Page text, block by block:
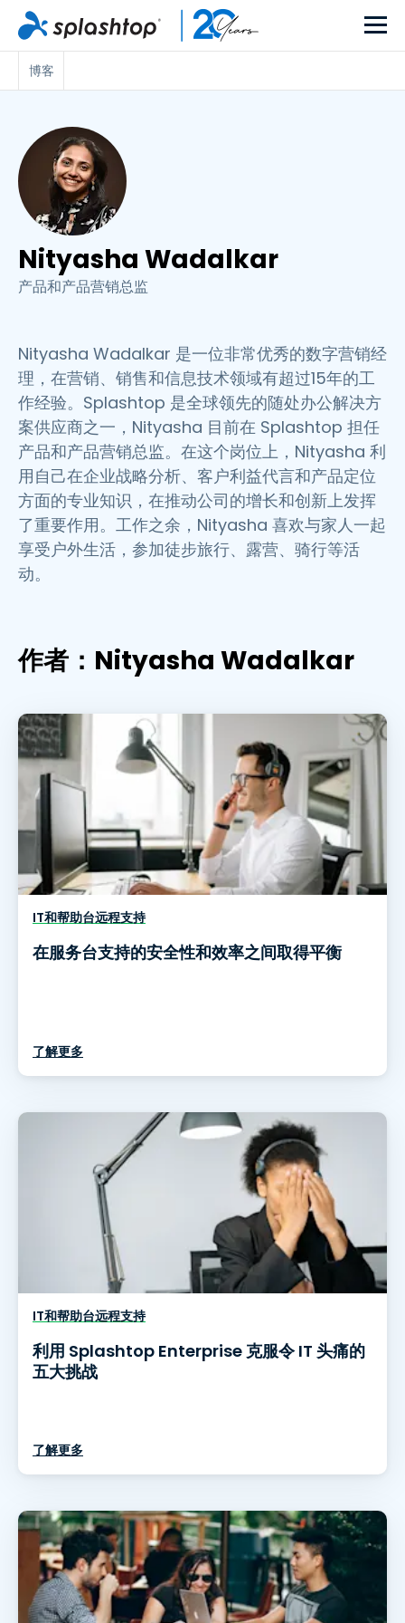
博客
Nityasha Wadalkar
产品和产品营销总监
Nityasha Wadalkar 是一位非常优秀的数字营销经
理，在营销、销售和信息技术领域有超过15年的工
作经验。Splashtop 是全球领先的随处办公解决方
案供应商之一，Nityasha 目前在 Splashtop 担任
产品和产品营销总监。在这个岗位上，Nityasha 利
用自己在企业战略分析、客户利益代言和产品定位
方面的专业知识，在推动公司的增长和创新上发挥
了重要作用。工作之余，Nityasha 喜欢与家人一起
享受户外生活，参加徒步旅行、露营、骑行等活
动。
作者：Nityasha Wadalkar
IT和帮助台远程支持
在服务台支持的安全性和效率之间取得平衡
了解更多
IT和帮助台远程支持
利用 Splashtop Enterprise 克服令 IT 头痛的
五大挑战
了解更多